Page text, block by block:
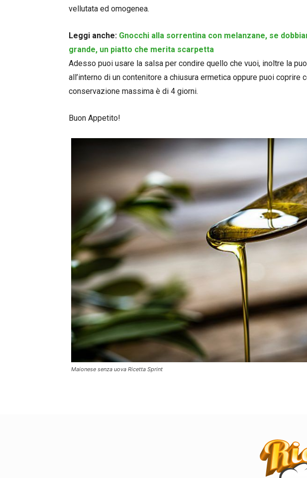
vellutata ed omogenea.
Leggi anche: Gnocchi alla sorrentina con melanzane, se
grande, un piatto che merita scarpetta
Adesso puoi usare la salsa per condire quello che vuoi, inoltre la
all’interno di un contenitore a chiusura ermetica oppure puoi coprire
conservazione massima è di 4 giorni.
Buon Appetito!
Maionese senza uova Ricetta Sprint